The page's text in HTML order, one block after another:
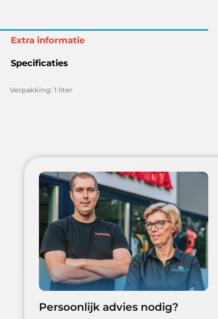
Blend
Gear
GL4
908729
Extra informatie
Specificaties
Verpakking: 1 liter
Persoonlijk advies nodig?